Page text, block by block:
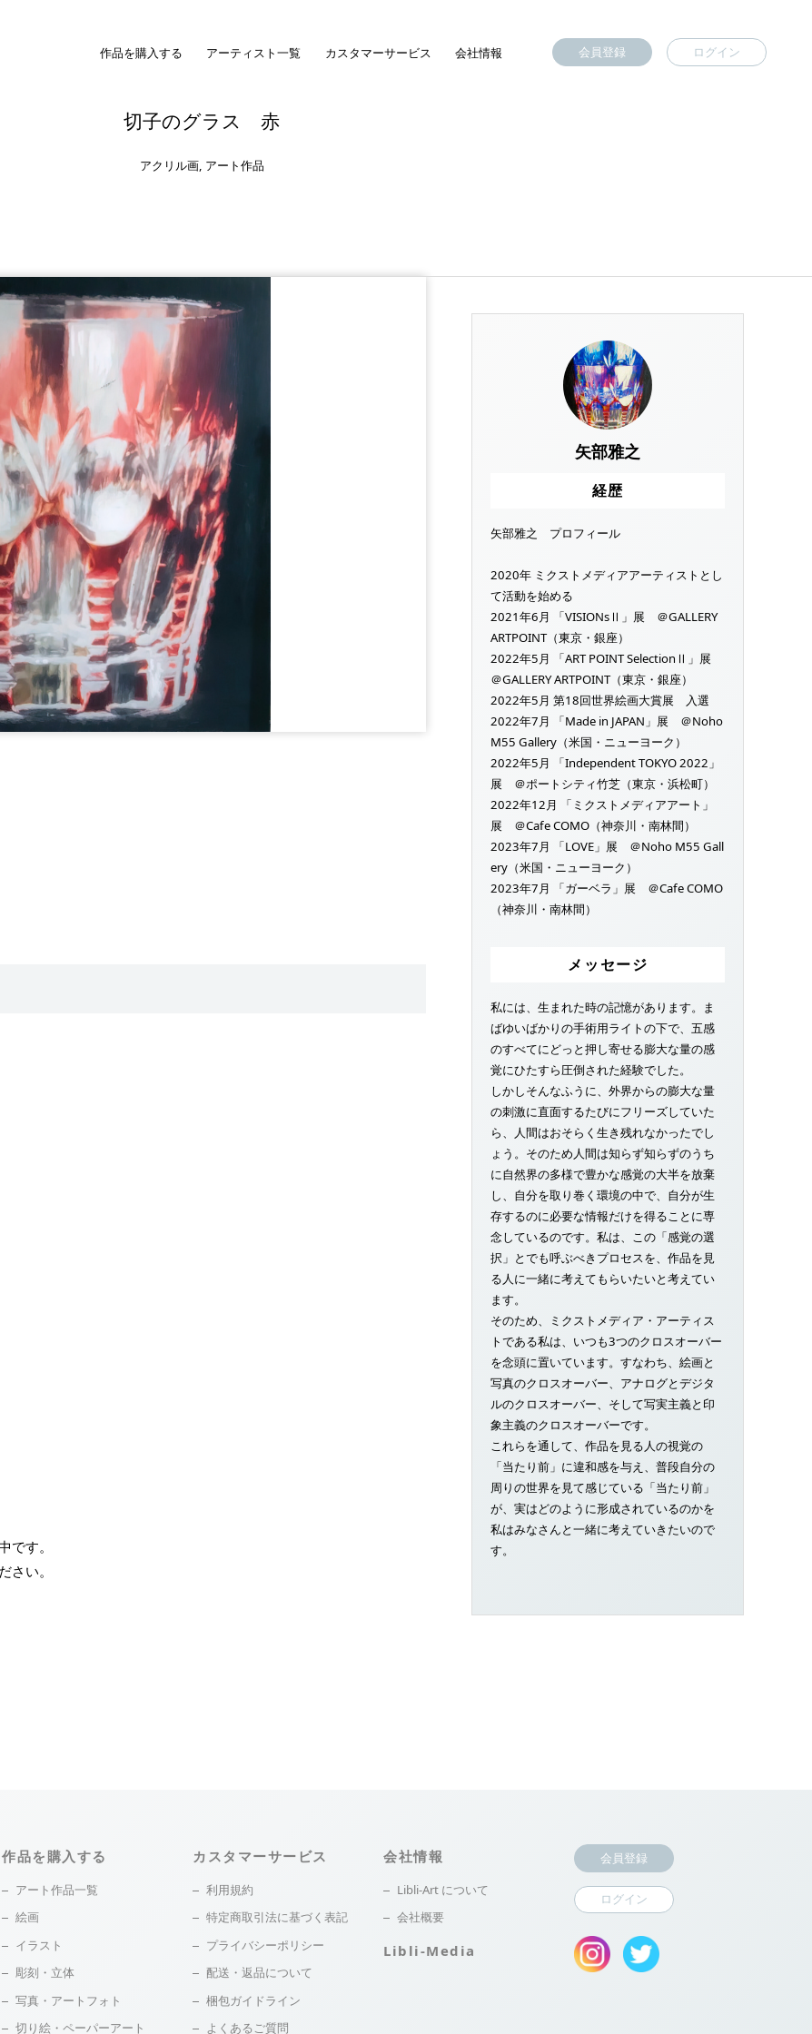
作品を購入する アーティスト一覧 カスタマーサービス 会社情報 会員登録 ログイン
切子のグラス 赤
アクリル画, アート作品
です。
さい。
矢部雅之
経歴
矢部雅之 プロフィール
2020年 ミクストメディアアーティストとし
て活動を始める
2021年6月 「VISIONsⅡ」展 ＠GALLERY
ARTPOINT（東京・銀座）
2022年5月 「ART POINT SelectionⅡ」展
＠GALLERY ARTPOINT（東京・銀座）
2022年5月 第18回世界絵画大賞展 入選
2022年7月 「Made in JAPAN」展 ＠Noho
M55 Gallery（米国・ニューヨーク）
2022年5月 「Independent TOKYO 2022」
展 ＠ポートシティ竹芝（東京・浜松町）
2022年12月 「ミクストメディアアート」
展 ＠Cafe COMO（神奈川・南林間）
2023年7月 「LOVE」展 ＠Noho M55 Gall
ery（米国・ニューヨーク）
2023年7月 「ガーベラ」展 ＠Cafe COMO
（神奈川・南林間）
メッセージ
私には、生まれた時の記憶があります。ま
ばゆいばかりの手術用ライトの下で、五感
のすべてにどっと押し寄せる膨大な量の感
覚にひたすら圧倒された経験でした。
しかしそんなふうに、外界からの膨大な量
の刺激に直面するたびにフリーズしていた
ら、人間はおそらく生き残れなかったでし
ょう。そのため人間は知らず知らずのうち
に自然界の多様で豊かな感覚の大半を放棄
し、自分を取り巻く環境の中で、自分が生
存するのに必要な情報だけを得ることに専
念しているのです。私は、この「感覚の選
択」とでも呼ぶべきプロセスを、作品を見
る人に一緒に考えてもらいたいと考えてい
ます。
そのため、ミクストメディア・アーティス
トである私は、いつも3つのクロスオーバー
を念頭に置いています。すなわち、絵画と
写真のクロスオーバー、アナログとデジタ
ルのクロスオーバー、そして写実主義と印
象主義のクロスオーバーです。
これらを通して、作品を見る人の視覚の
「当たり前」に違和感を与え、普段自分の
周りの世界を見て感じている「当たり前」
が、実はどのように形成されているのかを
私はみなさんと一緒に考えていきたいので
す。
作品を購入する
アート作品一覧
絵画
イラスト
彫刻・立体
写真・アートフォト
切り絵・ペーパーアート
カスタマーサービス
利用規約
特定商取引法に基づく表記
プライバシーポリシー
配送・返品について
梱包ガイドライン
よくあるご質問
会社情報
Libli-Art について
会社概要
Libli-Media
会員登録
ログイン